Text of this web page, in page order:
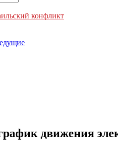
конфликт
движения